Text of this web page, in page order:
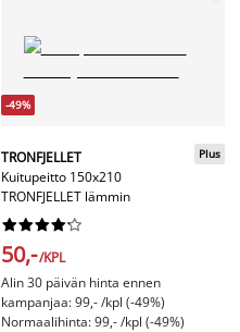
-49%
TRONFJELLET
Kuitupeitto 150x210
TRONFJELLET lämmin
Plus






50,-/KPL
Alin 30 päivän hinta ennen
kampanjaa: 99,- /kpl (-49%)
Normaalihinta: 99,- /kpl (-49%)